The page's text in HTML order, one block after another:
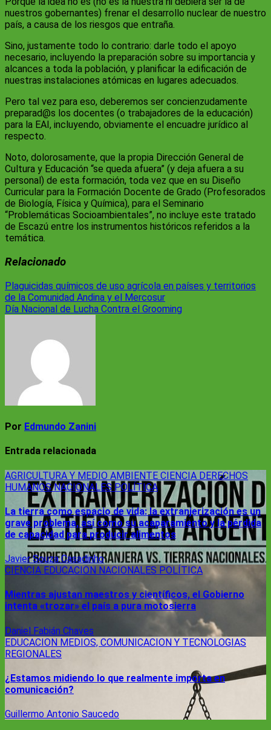
nuestros gobernantes) frenar el desarrollo nuclear de nuestro
país, a causa de los riesgos que entraña.
Sino, justamente todo lo contrario: darle todo el apoyo
necesario, incluyendo la preparación sobre su importancia y
alcances a toda la población, y planificar la edificación de
nuestras instalaciones atómicas en lugares adecuados.
Pero tal vez para eso, deberemos ser concienzudamente
preparad@s los docentes (o trabajadores de la educación)
para la EAI, incluyendo, obviamente el encuadre jurídico al
respecto.
Noto, dolorosamente, que la propia Dirección General de
Cultura y Educación “se queda afuera” (y deja afuera a su
personal) de esta formación, toda vez que en su Diseño
Curricular para la Formación Docente de Grado (Profesorados
de Biología, Física y Química), para el Seminario
“Problemáticas Socioambientales”, no incluye este tratado
de Escazú entre los instrumentos históricos referidos a la
temática.
Relacionado
Navegación
de
Plaguicidas químicos de uso agrícola en países y territorios
de la Comunidad Andina y el Mercosur
Día Nacional de Lucha Contra el Grooming
Por Edmundo Zanini
Entrada relacionada
AGRICULTURA Y MEDIO AMBIENTE CIENCIA DERECHOS
HUMANOSNACIONALES POLÍTICA
La tierra como espacio de vida: la extranjerización es un
grave problema, así como su acaparamiento y la pérdida
de capacidad para producir alimentos
Javier Souza Casadinho
CIENCIA EDUCACION NACIONALES POLÍTICA
Mientras ajustan maestros y científicos, el Gobierno
intenta «trozar» el país a pura motosierra
Daniel Fabián Chaves
EDUCACION MEDIOS, COMUNICACION Y TECNOLOGIAS
REGIONALES
¿Estamos midiendo lo que realmente importa en
comunicación?
Guillermo Antonio Saucedo